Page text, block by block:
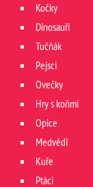
Kočky
Dinosauři
Tučňák
Pejsci
Ovečky
Hry s koňmi
Opice
Medvědi
Kuře
Ptáci